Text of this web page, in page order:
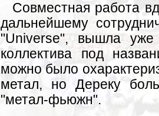
Совместная работа
дальнейшему
"Universe", вышла
коллектива под
можно было
метал, но Дереку
"метал-фьюжн".